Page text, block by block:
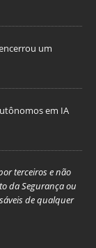
um
em IA
terceiros e não
da Segurança ou
de qualquer